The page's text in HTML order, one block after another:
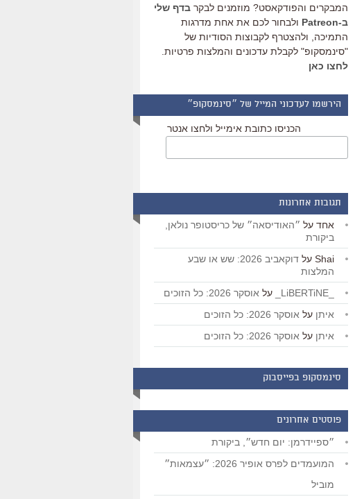
המבקרים והפודקאסט? מוזמנים לבקר בדף שלי
ב-Patreon
ולבחור לכם את אחת מדרגות
התמיכה, ולהצטרף לקבוצות הסודיות של
"סינמסקופ" לקבלת עדכונים והמלצות פרטיות.
לחצו כאן
הירשמו לעדכוני המייל של ״סינמסקופ״
הכניסו כתובת אימייל ולחצו אנטר
תגובות אחרונות
אחד על ״האודיסאה״ של כריסטופר נולאן,
ביקורת
Shai על
דוקאביב 2026: שש או שבע
המלצות
על אוסקר 2026: כל הזוכים
איתן על אוסקר 2026: כל הזוכים
איתן על אוסקר 2026: כל הזוכים
סינמסקופ בפייסבוק
פוסטים אחרונים
״ספיידרמן: יום חדש״, ביקורת
המועמדים לפרס אופיר 2026: ״עצמאות״
מוביל